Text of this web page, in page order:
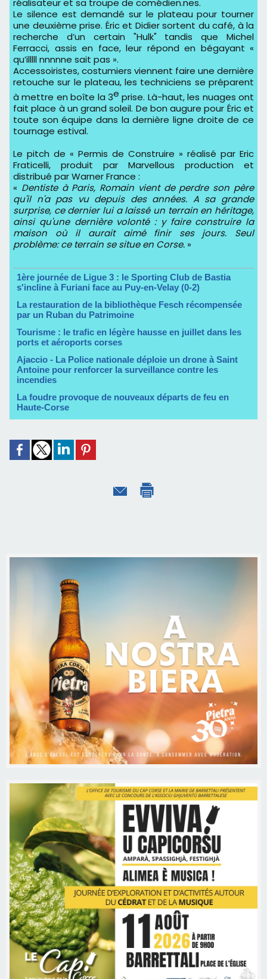
réalisateur et sa troupe de comédien.nes.
Le silence est demandé sur le plateau pour tourner
une deuxième prise. Éric et Didier sortent du café, à la
recherche d’un certain "Hulk" tandis que Michel
Ferracci, assis en face, leur répond en bégayant «
qu’illlll nnnnne sait pas ».
Accessoiristes, costumiers viennent faire une dernière
retouche sur le plateau, les techniciens se préparent
à mettre en boîte la 3e prise. Là-haut, les nuages ont
fait place à un grand soleil. De bon augure pour Éric et
toute son équipe dans la dernière ligne droite de ce
tournage estival.
Le pitch de « Permis de Construire » réalisé par Eric
Fraticelli, produit par Marvellous production et
distribué par Warner France :
« Dentiste à Paris, Romain vient de perdre son père
qu'il n'a pas vu depuis des années. A sa grande
surprise, ce dernier lui a laissé un terrain en héritage,
ainsi qu'une dernière volonté : y faire construire la
maison où il aurait aimé finir ses jours. Seul
problème: ce terrain se situe en Corse. »
1ère journée de Ligue 3 : le Sporting Club de Bastia
s'incline à Furiani face au Puy-en-Velay (0-2)
La restauration de la bibliothèque Fesch récompensée
par un Ruban du Patrimoine
Tourisme : le trafic en légère hausse en juillet dans les
ports et aéroports corses
Ajaccio - La Police nationale déploie un drone à Saint
Antoine pour renforcer la surveillance contre les
incendies
La foudre provoque de nouveaux départs de feu en
Haute-Corse